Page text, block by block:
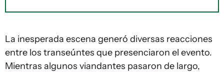
La inesperada escena generó diversas reacciones
entre los transeúntes que presenciaron el evento.
Mientras algunos viandantes pasaron de largo,